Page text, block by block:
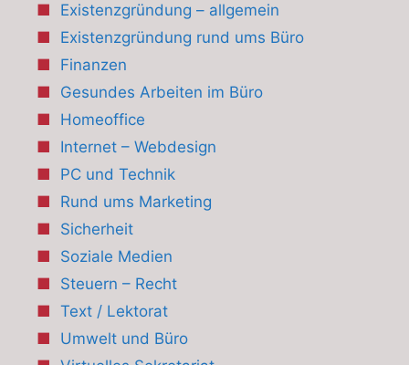
Existenzgründung – allgemein
Existenzgründung rund ums Büro
Finanzen
Gesundes Arbeiten im Büro
Homeoffice
Internet – Webdesign
PC und Technik
Rund ums Marketing
Sicherheit
Soziale Medien
Steuern – Recht
Text / Lektorat
Umwelt und Büro